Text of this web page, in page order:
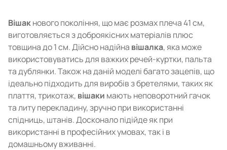
Вішакнового покоління, що має розмах плеча 41 см,
виготовляється з доброякісних матеріалів плюс
товщина до 1 см. Дійсно надійна вішалка, яка може
використовуватись для важких речей-куртки, пальта
та дублянки. Також на даній моделі багато зацепів, що
ідеально підходить для виробів з бретелями, таких як
плаття, трикотаж, вішаки мають неповоротний гачок
та литу перекладину, зручно при використанні
спідниць, штанів. Досконало підійде як при
використанні в професійних умовах, так і в
домашньому вживанні.